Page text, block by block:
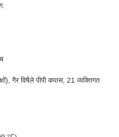
गैर विषैले पीपी कपास, 21 व्यक्तिगत